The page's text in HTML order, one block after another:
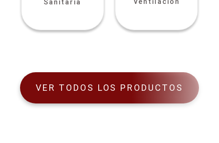
Sanitaria
VER TODOS LOS PRODUCTOS